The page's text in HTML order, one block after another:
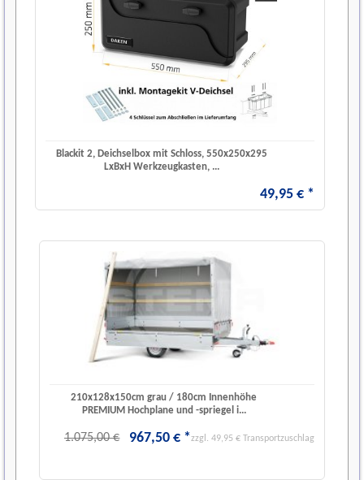
Blackit 2, Deichselbox mit Schloss, 550x250x295
LxBxH Werkzeugkasten, ...
49,95 € *
210x128x150cm grau / 180cm Innenhöhe
PREMIUM Hochplane und -spriegel i...
1.075,00 € 967,50 € *zzgl. 49,95 € Transportzuschlag